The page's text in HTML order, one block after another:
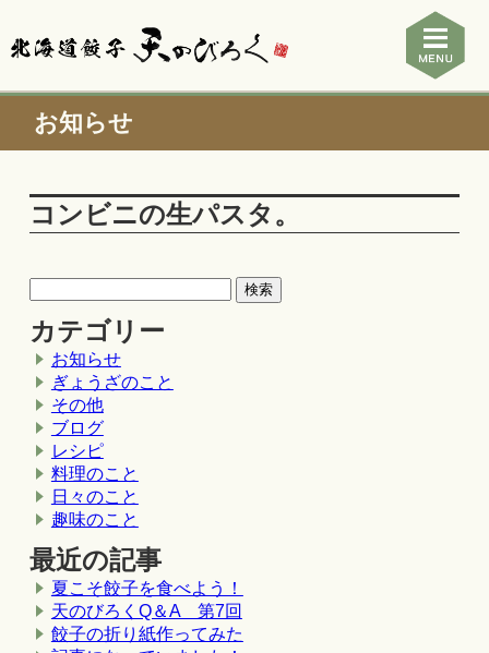
お知らせ
コンビニの生パスタ。
カテゴリー
お知らせ
ぎょうざのこと
その他
ブログ
レシピ
料理のこと
日々のこと
趣味のこと
最近の記事
夏こそ餃子を食べよう！
天のびろくQ＆A 第7回
餃子の折り紙作ってみた